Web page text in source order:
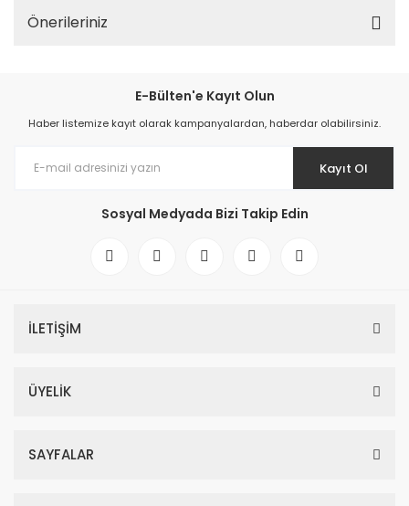
Önerileriniz
E-Bülten'e Kayıt Olun
Haber listemize kayıt olarak kampanyalardan, haberdar olabilirsiniz.
Kayıt Ol
Sosyal Medyada Bizi Takip Edin
İLETİŞİM
ÜYELİK
SAYFALAR